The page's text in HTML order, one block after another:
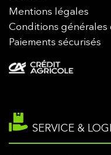
Mentions légales
Conditions générales
Paiements sécurisés
SERVICE &